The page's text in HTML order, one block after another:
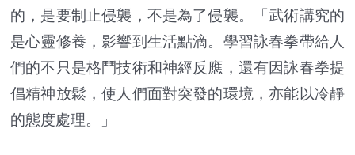
的，是要制止侵襲，不是為了侵襲。「武術講究的
是心靈修養，影響到生活點滴。學習詠春拳帶給人
們的不只是格鬥技術和神經反應，還有因詠春拳提
倡精神放鬆，使人們面對突發的環境，亦能以冷靜
的態度處理。」